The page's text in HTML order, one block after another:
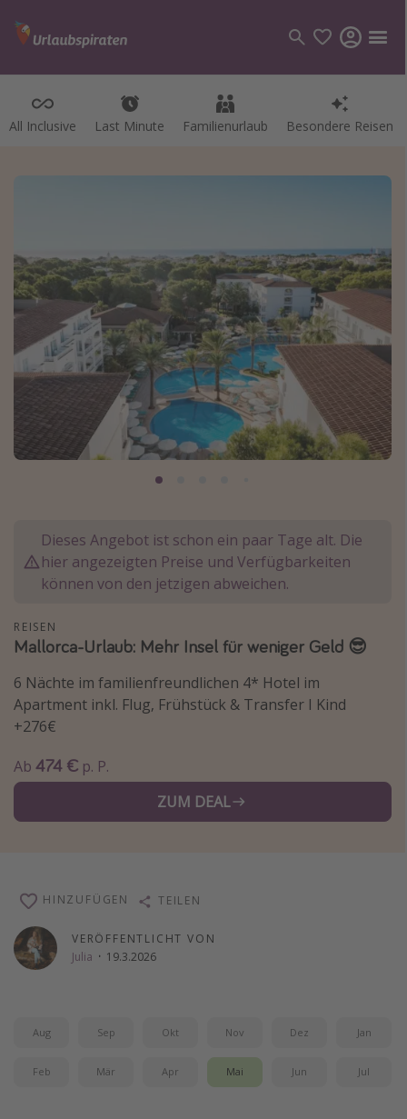
All Inclusive Last Minute Familienurlaub Besondere Reisen
Kategorien
Kreuzfahrten
Reiseziele
Alle Reiseziele
Bodensee Urlaub
Gozo Urlaub
Normandie Urlaub
Goa Urlaub
Krabi Urlaub
Tulum Urlaub
Japan Rundreise
Reisethemen
Alle Reisethemen
Disneyland Paris
Strandurlaub
Gruppenreisen
Hotels in Hamburg
Weitere Themen
Dieses Angebot ist schon ein paar Tage alt. Die
hier angezeigten Preise und Verfügbarkeiten
können von den jetzigen abweichen.
REISEN
Mallorca-Urlaub: Mehr Insel für weniger Geld 😎
6 Nächte im familienfreundlichen 4* Hotel im
Apartment inkl. Flug, Frühstück & Transfer I Kind
+276€
Ab 474 € p. P.
ZUM DEAL
VERÖFFENTLICHT VON
Julia · 19.3.2026
HINZUFÜGEN TEILEN
Aug Sep Okt Nov Dez Jan
Feb Mär Apr Mai Jun Jul